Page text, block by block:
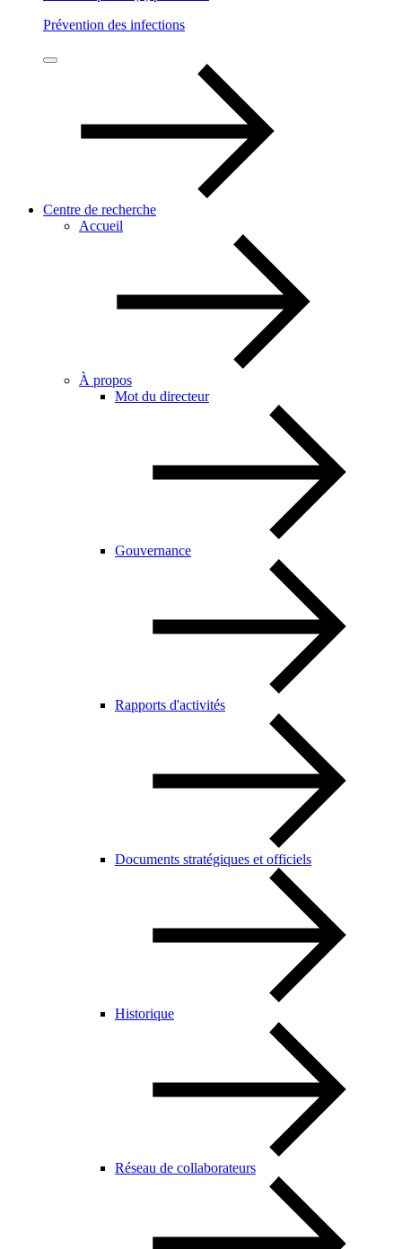
Prévention des infections
Centre de recherche
Accueil
À propos
Mot du directeur
Gouvernance
Rapports d'activités
Documents stratégiques et officiels
Historique
Réseau de collaborateurs